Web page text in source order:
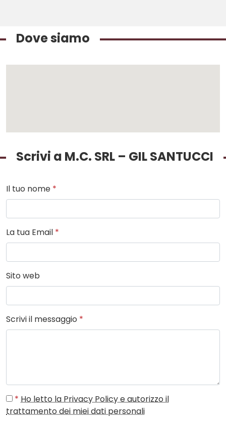
Dove siamo
Scrivi a M.C. SRL – GIL SANTUCCI
Il tuo nome *
La tua Email *
Sito web
Scrivi il messaggio *
* Ho letto la Privacy Policy e autorizzo il
trattamento dei miei dati personali